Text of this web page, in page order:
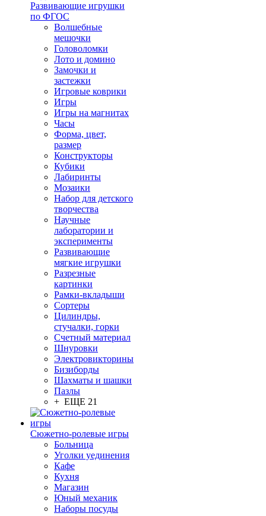
Развивающие игрушки
по ФГОС
Волшебные
мешочки
Головоломки
Лото и домино
Замочки и
застежки
Игровые коврики
Игры
Игры на магнитах
Часы
Форма, цвет,
размер
Конструкторы
Кубики
Лабиринты
Мозаики
Набор для детского
творчества
Научные
лаборатории и
эксперименты
Развивающие
мягкие игрушки
Разрезные
картинки
Рамки-вкладыши
Сортеры
Цилиндры,
стучалки, горки
Счетный материал
Шнуровки
Электровикторины
Бизиборды
Шахматы и шашки
Пазлы
+ ЕЩЕ 21
Сюжетно-ролевые игры
Больница
Уголки уединения
Кафе
Кухня
Магазин
Юный механик
Наборы посуды